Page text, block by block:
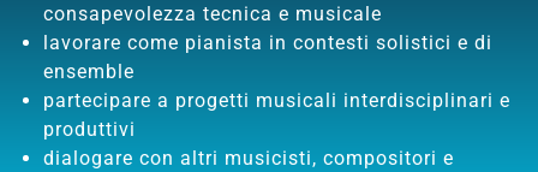
consapevolezza tecnica e musicale
lavorare come pianista in contesti solistici e di
ensemble
partecipare a progetti musicali interdisciplinari e
produttivi
dialogare con altri musicisti, compositori e